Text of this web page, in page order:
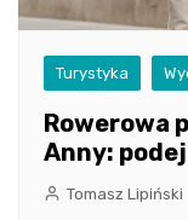
Turystyka
Rowerowa
Anny:
Tomasz Lipiński